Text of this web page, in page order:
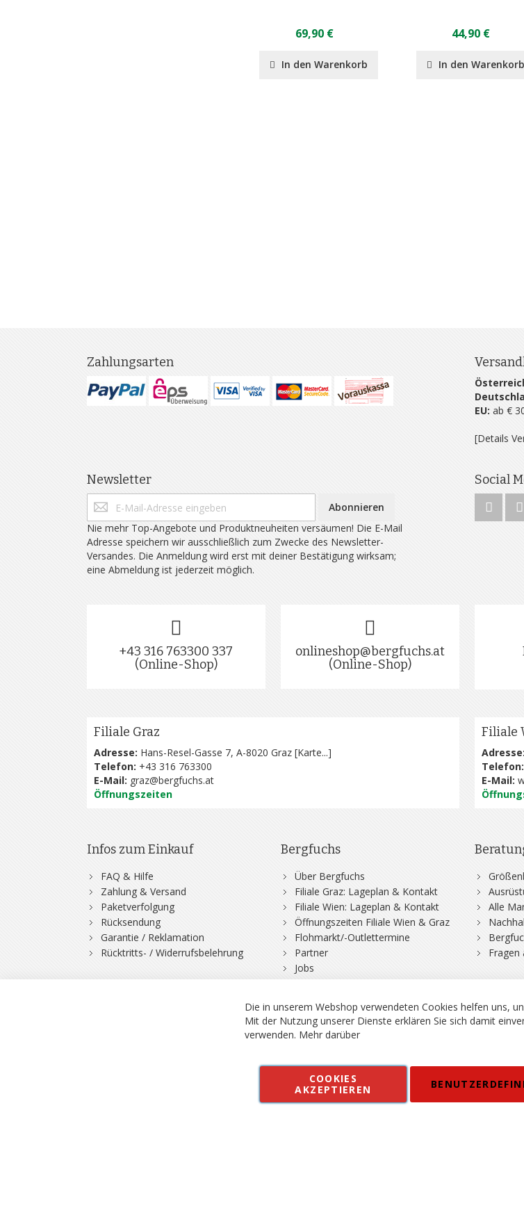
69,90 €
In den Warenkorb
44,90 €
In den Warenkorb
Zahlungsarten
EU: ab €
[Details
Newsletter
Abonnieren
Nie mehr Top-Angebote und Produktneuheiten versäumen! Die E-Mail
Adresse speichern wir ausschließlich zum Zwecke des Newsletter-
Versandes. Die Anmeldung wird erst mit deiner Bestätigung wirksam;
eine Abmeldung ist jederzeit möglich.
Social
+43 316 763300 337
(Online-Shop)
onlineshop@bergfuchs.at
(Online-Shop)
Filiale Graz
Adresse: Hans-Resel-Gasse 7, A-8020 Graz [Karte...]
Telefon: +43 316 763300
E-Mail: graz@bergfuchs.at
Öffnungszeiten
Filiale
Adresse:
Telefon:
E-Mail:
Infos zum Einkauf
FAQ & Hilfe
Zahlung & Versand
Paketverfolgung
Rücksendung
Garantie / Reklamation
Rücktritts- / Widerrufsbelehrung
Bergfuchs
Über Bergfuchs
Filiale Graz: Lageplan & Kontakt
Filiale Wien: Lageplan & Kontakt
Öffnungszeiten Filiale Wien & Graz
Flohmarkt/-Outlettermine
Partner
Jobs
Alle
Fragen
Vertrag widerrufen Kontakt AGB
Alle Preise inkl. MWSt. in EUR, Angebot solange Vorrat reicht.
Die in unserem Webshop verwendeten Cookies helfen uns,
Mit der Nutzung unserer Dienste erklären Sie sich damit
verwenden. Mehr darüber
COOKIES
AKZEPTIEREN